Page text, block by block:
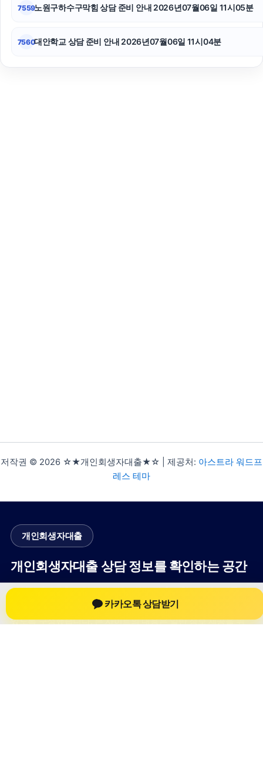
7559노원구하수구막힘 상담 준비 안내 2026년07월06일 11시05분
7560대안학교 상담 준비 안내 2026년07월06일 11시04분
저작권 © 2026 ☆★개인회생자대출★☆ | 제공처: 아스트라 워드프
레스 테마
개인회생자대출
개인회생자대출 상담 정보를 확인하는 공간
개인회생자대출 관련 상담 정보, 상담 전 확인할 수 있는 기준, 대
출 선택 시 참고할 수 있는 내용을 61yfsf.com 안에서 확인할 수
있도록 구성했습니다. 본 사이트의 내용은 일반 정보 제공을 위
카카오톡 상담받기